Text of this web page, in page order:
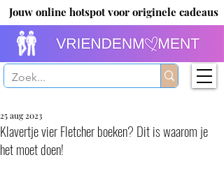
Jouw online hotspot voor originele cadeaus
Klavertje vier Fletcher boeken? Dit is waarom je
het moet doen!
25 aug 2023